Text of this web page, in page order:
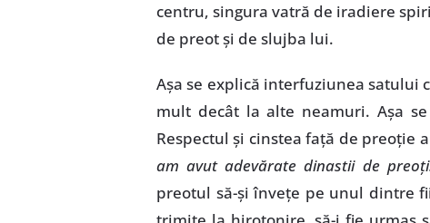
centru, singura vatră de iradiere
de preot şi de slujba lui.
Aşa se explică interfuziunea satului
mult decât la alte neamuri. Aşa
Respectul şi cinstea faţă de preoţie
am avut adevărate dinastii de
preotul să-şi înveţe pe unul dintre